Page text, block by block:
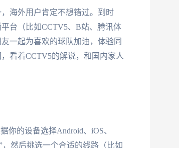
海外用户肯定不想错过。到时
台（比如CCTV5、B站、腾讯体
一起为喜欢的球队加油，体验同
看着CCTV5的解说，和国内家人
你的设备选择Android、iOS、
，然后挑选一个合适的线路（比如